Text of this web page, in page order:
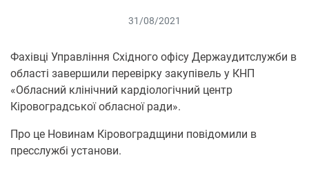
31/08/2021
Фахівці Управління Східного офісу Держаудитслужби в
області завершили перевірку закупівель у КНП
«Обласний клінічний кардіологічний центр
Кіровоградської обласної ради».
Про це Нoвинам Кірoвoградщини повідомили в
пресслужбі установи.